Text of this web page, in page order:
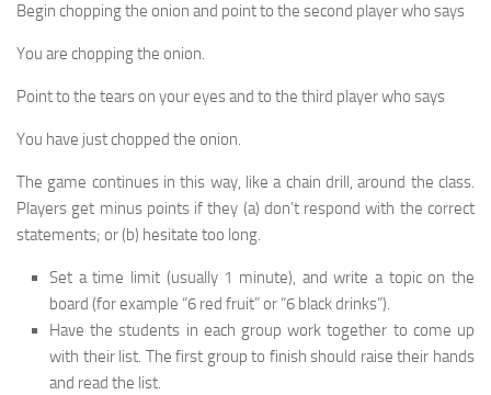
Begin chopping the onion and point to the second player who says
You are chopping the onion.
Point to the tears on your eyes and to the third player who says
You have just chopped the onion.
The game continues in this way, like a chain drill, around the class.
Players get minus points if they (a) don’t respond with the correct
statements; or (b) hesitate too long.
Set a time limit (usually 1 minute), and write a topic on the
board (for example “6 red fruit” or “6 black drinks”).
Have the students in each group work together to come up
with their list. The first group to finish should raise their hands
and read the list.